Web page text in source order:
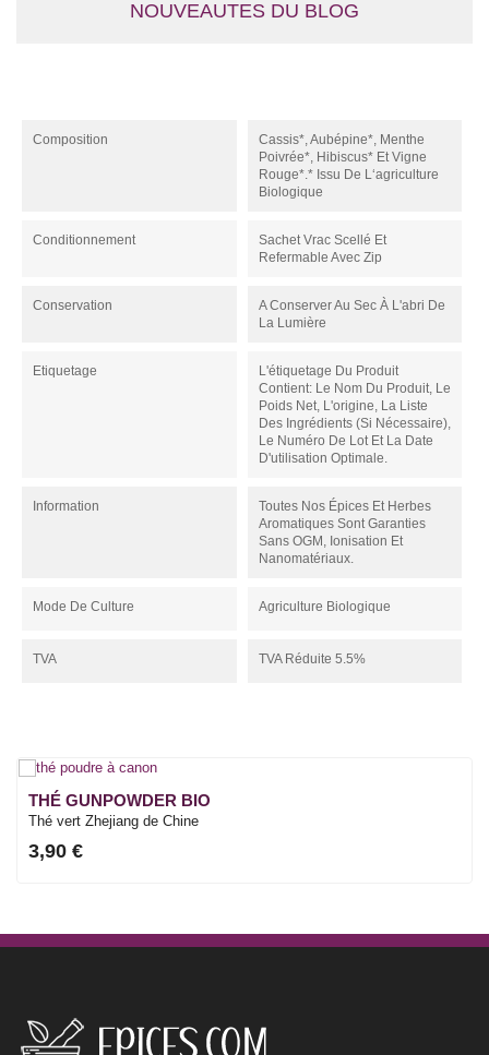
NOUVEAUTES DU BLOG
Composition
Cassis*, Aubépine*, Menthe
Poivrée*, Hibiscus* Et Vigne
Rouge*.* Issu De L‘agriculture
Biologique
Conditionnement
Sachet Vrac Scellé Et
Refermable Avec Zip
Conservation
A Conserver Au Sec À L'abri De
La Lumière
Etiquetage
L'étiquetage Du Produit
Contient: Le Nom Du Produit, Le
Poids Net, L'origine, La Liste
Des Ingrédients (si Nécessaire),
Le Numéro De Lot Et La Date
D'utilisation Optimale.
Information
Toutes Nos Épices Et Herbes
Aromatiques Sont Garanties
Sans OGM, Ionisation Et
Nanomatériaux.
Mode De Culture Agriculture Biologique
TVA TVA Réduite 5.5%
THÉ GUNPOWDER BIO
Thé vert Zhejiang de Chine
3,90 €